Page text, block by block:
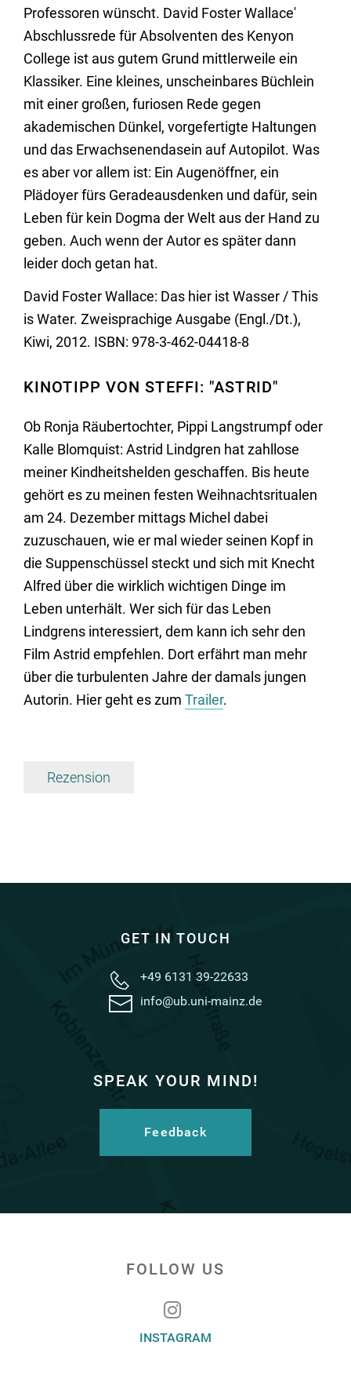
Professoren wünscht. David Foster Wallace'
Abschlussrede für Absolventen des Kenyon
College ist aus gutem Grund mittlerweile ein
Klassiker. Eine kleines, unscheinbares Büchlein
mit einer großen, furiosen Rede gegen
akademischen Dünkel, vorgefertigte Haltungen
und das Erwachsenendasein auf Autopilot. Was
es aber vor allem ist: Ein Augenöffner, ein
Plädoyer fürs Geradeausdenken und dafür, sein
Leben für kein Dogma der Welt aus der Hand zu
geben. Auch wenn der Autor es später dann
leider doch getan hat.
David Foster Wallace: Das hier ist Wasser / This
is Water. Zweisprachige Ausgabe (Engl./Dt.),
Kiwi, 2012. ISBN: 978-3-462-04418-8
KINOTIPP VON STEFFI: "ASTRID"
Ob Ronja Räubertochter, Pippi Langstrumpf oder
Kalle Blomquist: Astrid Lindgren hat zahllose
meiner Kindheitshelden geschaffen. Bis heute
gehört es zu meinen festen Weihnachtsritualen
am 24. Dezember mittags Michel dabei
zuzuschauen, wie er mal wieder seinen Kopf in
die Suppenschüssel steckt und sich mit Knecht
Alfred über die wirklich wichtigen Dinge im
Leben unterhält. Wer sich für das Leben
Lindgrens interessiert, dem kann ich sehr den
Film Astrid empfehlen. Dort erfährt man mehr
über die turbulenten Jahre der damals jungen
Autorin. Hier geht es zum Trailer.
Rezension
GET IN TOUCH
+49 6131 39-22633
info@ub.uni-mainz.de
SPEAK YOUR MIND!
Feedback
FOLLOW US
INSTAGRAM